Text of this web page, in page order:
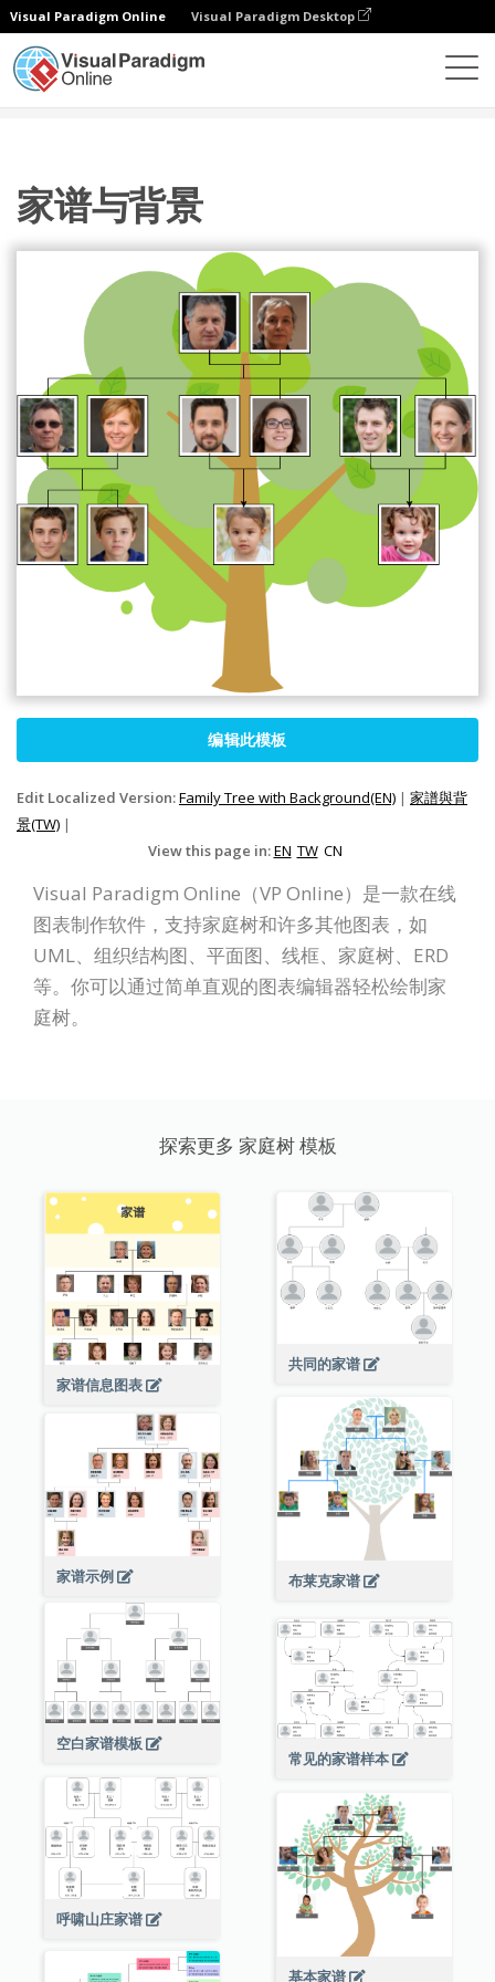
Visual Paradigm Online Visual Paradigm Desktop
家谱与背景
编辑此模板
Edit Localized Version:Family Tree with Background(EN) | 家譜與背
景(TW) |
View this page in:EN TW CN
Visual Paradigm Online（VP Online）是一款在线
图表制作软件，支持家庭树和许多其他图表，如
UML、组织结构图、平面图、线框、家庭树、ERD
等。你可以通过简单直观的图表编辑器轻松绘制家
庭树。
探索更多 家庭树 模板
家谱信息图表
共同的家谱
布莱克家谱
家谱示例
空白家谱模板
常见的家谱样本
呼啸山庄家谱
基本家谱